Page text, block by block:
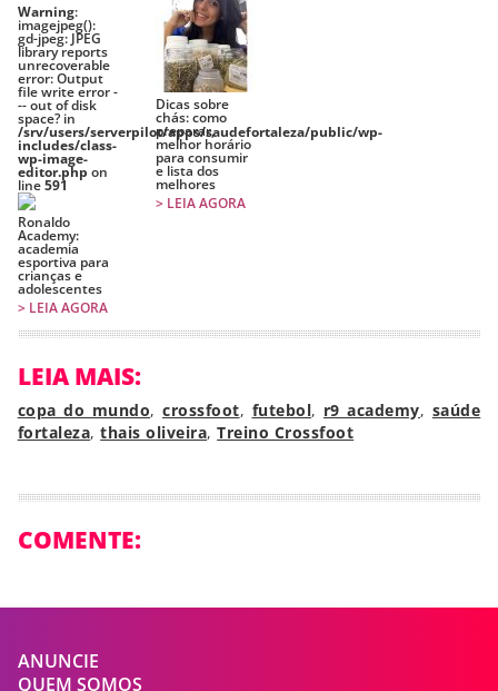
Warning:
imagejpeg():
gd-jpeg: JPEG
library reports
unrecoverable
error: Output
file write error -
-- out of disk
space? in
/srv/users/serverpilot/apps/saudefortaleza/public/wp-
includes/class-
wp-image-
editor.php on
line591
Ronaldo
Academy:
academia
esportiva para
crianças e
adolescentes
> LEIA AGORA
Dicas sobre
chás: como
preparar,
melhor horário
para consumir
e lista dos
melhores
> LEIA AGORA
LEIA MAIS:
copa do mundo,crossfoot, futebol, r9 academy, saúde
fortaleza,thais oliveira,Treino Crossfoot
COMENTE:
ANUNCIE
QUEM SOMOS